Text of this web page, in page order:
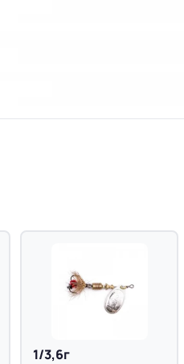
1/3,6г